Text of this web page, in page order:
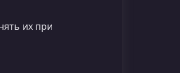
их при